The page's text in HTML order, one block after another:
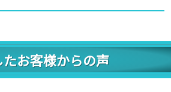
お客様からの声